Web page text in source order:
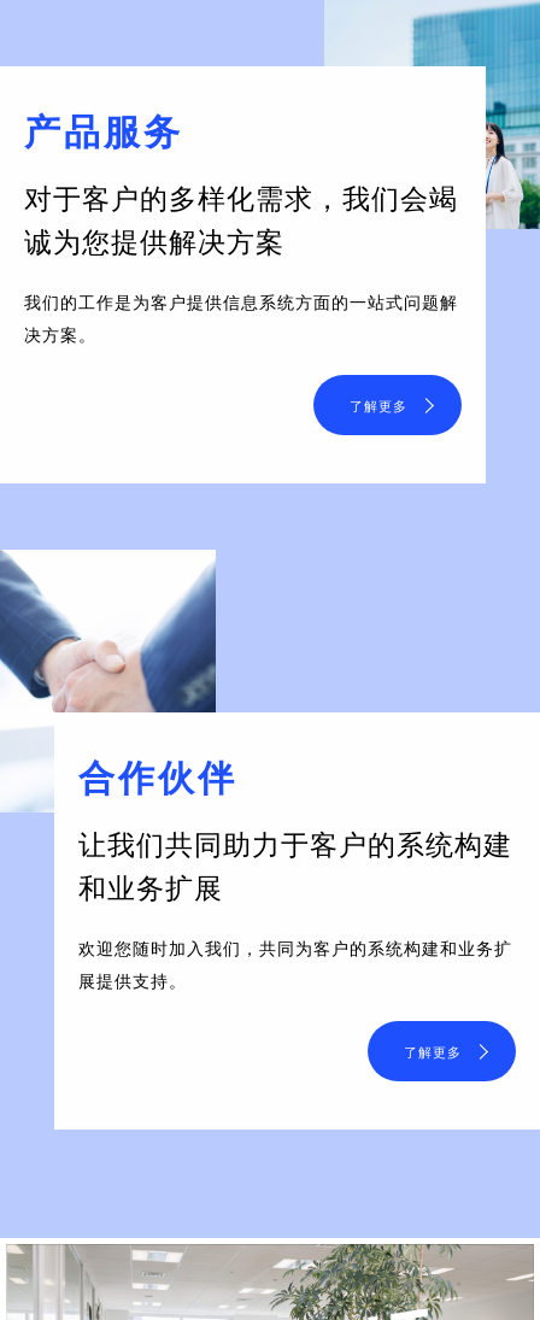
产品服务
对于客户的多样化需求， 我们会竭
诚为您提供解决方案
我们的工作是为客户提供信息系统方面的一站式问题解
决方案。
了解更多
合作伙伴
让我们共同助力于客户的系统构建
和业务扩展
欢迎您随时加入我们，共同为客户的系统构建和业务扩
展提供支持。
了解更多